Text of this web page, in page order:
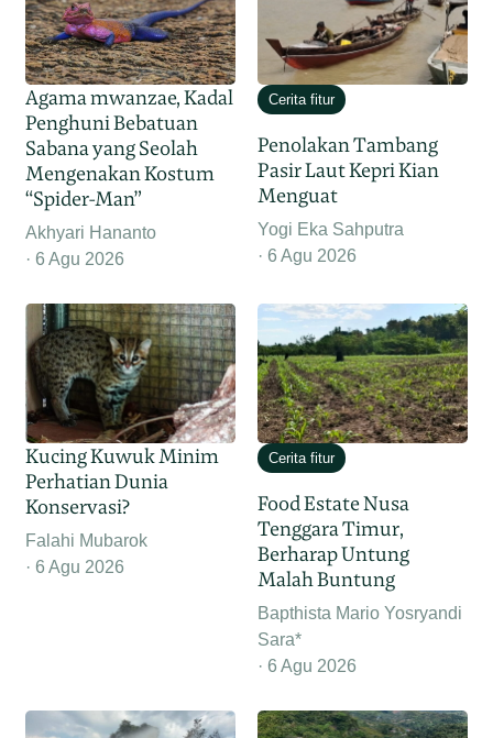
Agama mwanzae, Kadal
Penghuni Bebatuan
Sabana yang Seolah
Mengenakan Kostum
“Spider-Man”
Akhyari Hananto
6 Agu 2026
Cerita fitur
Penolakan Tambang
Pasir Laut Kepri Kian
Menguat
Yogi Eka Sahputra
6 Agu 2026
Kucing Kuwuk Minim
Perhatian Dunia
Konservasi?
Falahi Mubarok
6 Agu 2026
Cerita fitur
Food Estate Nusa
Tenggara Timur,
Berharap Untung
Malah Buntung
Bapthista Mario Yosryandi
Sara*
6 Agu 2026